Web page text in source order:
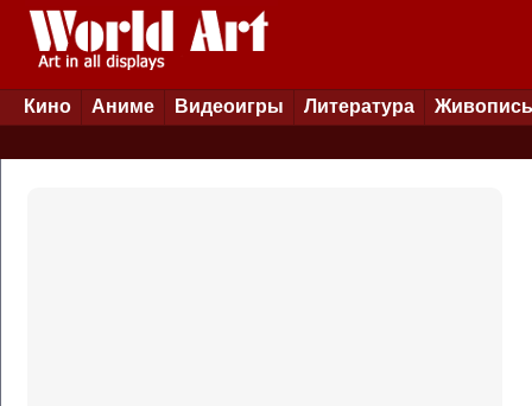
Кино Аниме Видеоигры Литература Живопись